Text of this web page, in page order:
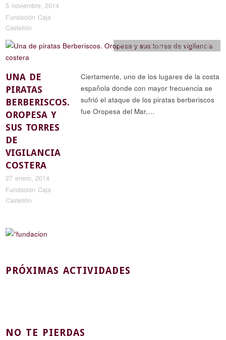
5 noviembre, 2014
Fundación Caja
Castellón
UNA DE
PIRATAS
BERBERISCOS.
OROPESA Y
SUS TORRES
DE
VIGILANCIA
COSTERA
27 enero, 2014
Fundación Caja
Castellón
Historia y arqueología,Reportajes
Ciertamente, uno de los lugares de la costa
española donde con mayor frecuencia se
sufrió el ataque de los piratas berberiscos
fue Oropesa del Mar,…
PRÓXIMAS ACTIVIDADES
NO TE PIERDAS